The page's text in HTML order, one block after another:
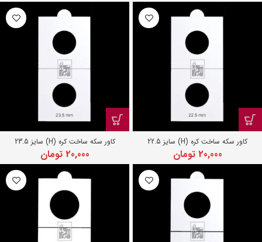
کاور سکه ساخت کره (H) سایز 22.5
20,000 تومان
کاور سکه ساخت کره (H) سایز 23.5
20,000 تومان